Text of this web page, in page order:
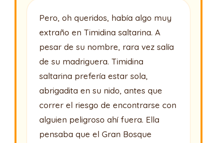
Pero, oh queridos, había algo muy
extraño en Timidina saltarina. A
pesar de su nombre, rara vez salía
de su madriguera. Timidina
saltarina prefería estar sola,
abrigadita en su nido, antes que
correr el riesgo de encontrarse con
alguien peligroso ahí fuera. Ella
pensaba que el Gran Bosque